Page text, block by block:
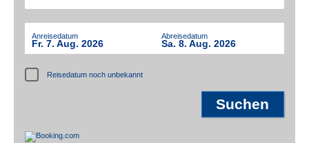
Anreisedatum
Fr. 7. Aug. 2026
Abreisedatum
Sa. 8. Aug. 2026
Reisedatum noch unbekannt